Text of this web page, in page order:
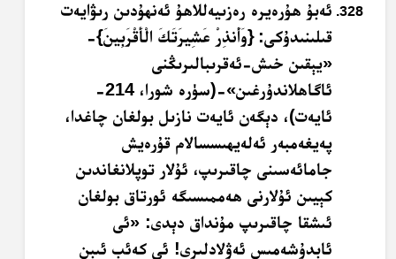
ئەبۇ ھۇرەيرە رەزىيەللاھۇ ئەنھۇدىن رىۋايەت
قىلىنىدۇكى: {وَأَنذِرْ عَشِيرَتَكَ الْأَقْرَبِينَ}-
«يېقىن خىش-ئەقرىبالىرىڭنى
ئاگاھلاندۇرغىن»-(سۈرە شورا، 214-
ئايەت)، دېگەن ئايەت نازىل بولغان چاغدا،
پەيغەمبەر ئەلەيھىسسالام قۇرەيش
جامائەسىنى چاقىرىپ، ئۇلار توپلانغاندىن
كېيىن ئۇلارنى ھەممىسىگە ئورتاق بولغان
ئىشقا چاقىرىپ مۇنداق دېدى: «ئى
ئابدۇشەمىس ئەۋلادلىرى! ئى كەئب ئىبن